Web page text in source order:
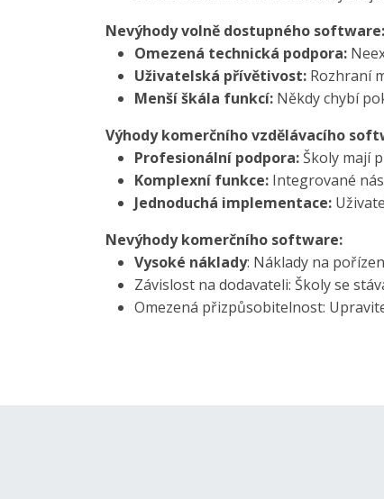
Nevýhody volně dostupného software:
Omezená technická podpora:
Uživatelská přívětivost: Rozhraní
Menší škála funkcí: Někdy chybí
Výhody komerčního vzdělávacího
Profesionální podpora: Školy mají
Komplexní funkce: Integrované
Jednoduchá implementace:
Nevýhody komerčního software:
Vysoké náklady: Náklady na
Závislost na dodavateli: Školy se
Omezená přizpůsobitelnost: